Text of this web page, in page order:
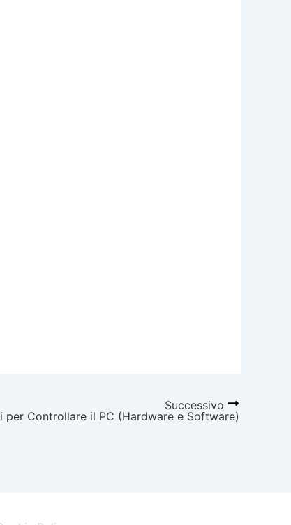
Successivo
per Controllare il PC (Hardware e Software)